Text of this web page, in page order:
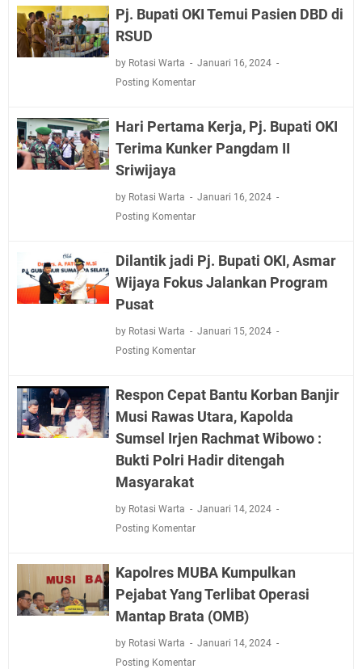
Pj. Bupati OKI Temui Pasien DBD di
RSUD
by Rotasi Warta
Januari 16, 2024
Posting Komentar
Hari Pertama Kerja, Pj. Bupati OKI
Terima Kunker Pangdam II
Sriwijaya
by Rotasi Warta
Januari 16, 2024
Posting Komentar
Dilantik jadi Pj. Bupati OKI, Asmar
Wijaya Fokus Jalankan Program
Pusat
by Rotasi Warta
Januari 15, 2024
Posting Komentar
Respon Cepat Bantu Korban Banjir
Musi Rawas Utara, Kapolda
Sumsel Irjen Rachmat Wibowo :
Bukti Polri Hadir ditengah
Masyarakat
by Rotasi Warta
Januari 14, 2024
Posting Komentar
Kapolres MUBA Kumpulkan
Pejabat Yang Terlibat Operasi
Mantap Brata (OMB)
by Rotasi Warta
Januari 14, 2024
Posting Komentar